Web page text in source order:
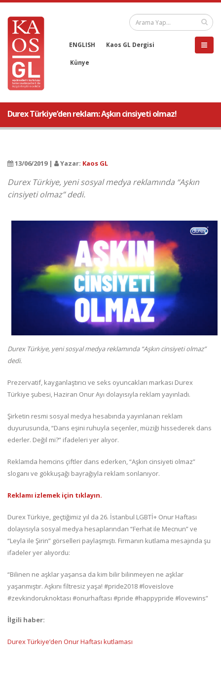
ENGLISH Kaos GL Dergisi
Künye
Durex Türkiye’den reklam: Aşkın cinsiyeti olmaz!
13/06/2019 | Yazar: Kaos GL
Durex Türkiye, yeni sosyal medya reklamında “Aşkın
cinsiyeti olmaz” dedi.
Durex Türkiye, yeni sosyal medya reklamında “Aşkın cinsiyeti olmaz”
dedi.
Prezervatif, kayganlaştırıcı ve seks oyuncakları markası Durex
Türkiye şubesi, Haziran Onur Ayı dolayısıyla reklam yayınladı.
Şirketin resmi sosyal medya hesabında yayınlanan reklam
duyurusunda, “Dans eşini ruhuyla seçenler, müziği hissederek dans
ederler. Değil mi?” ifadeleri yer alıyor.
Reklamda hemcins çiftler dans ederken, “Aşkın cinsiyeti olmaz”
sloganı ve gökkuşağı bayrağıyla reklam sonlanıyor.
Reklamı izlemek için tıklayın.
Durex Türkiye, geçtiğimiz yıl da 26. İstanbul LGBTİ+ Onur Haftası
dolayısıyla sosyal medya hesaplarından “Ferhat ile Mecnun” ve
“Leyla ile Şirin” görselleri paylaşmıştı. Firmanın kutlama mesajında şu
ifadeler yer alıyordu:
“Bilinen ne aşklar yaşansa da kim bilir bilinmeyen ne aşklar
yaşanmıştır. Aşkını filtresiz yaşa! #pride2018 #loveislove
#zevkindoruknoktası #onurhaftası #pride #happypride #lovewins”
İlgili haber:
Durex Türkiye’den Onur Haftası kutlaması